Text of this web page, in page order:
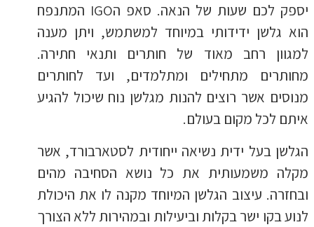
יספק לכם שעות של הנאה. סאפ הIGO המתנפח
הוא גלשן ידידותי במיוחד למשתמש, ויתן מענה
למגוון רחב מאוד של חותרים ותנאי חתירה.
מחותרים מתחילים ומתלמדים, ועד לחותרים
מנוסים אשר רוצים להנות מגלשן נוח שיכול להגיע
איתם לכל מקום בעולם.
הגלשן בעל ידית נשיאה ייחודית לסטארבורד, אשר
מקלה משמעותית את כל נושא הסחיבה מהים
ובחזרה. עיצוב הגלשן המיוחד מקנה לו את היכולת
לנוע בקו ישר בקלות וביעילות ובמהירות ללא הצורך